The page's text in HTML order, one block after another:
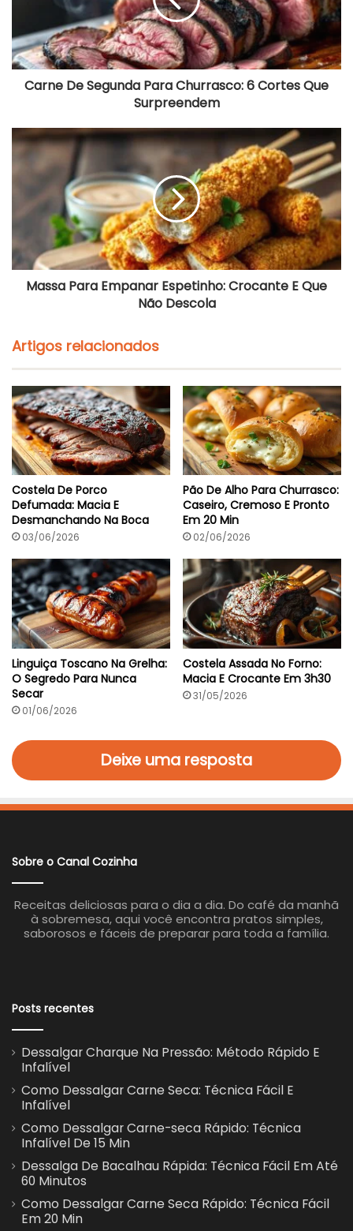
Que
Surpreendem
Carne De Segunda Para Churrasco: 6 Cortes Que
Surpreendem
Massa
Para
Empanar
Espetinho:
Crocante
Que
Não
Descola
Massa Para Empanar Espetinho: Crocante E Que
Não Descola
Artigos relacionados
Costela De Porco
Defumada: Macia E
Desmanchando Na Boca
03/06/2026
Pão De Alho Para Churrasco:
Caseiro, Cremoso E Pronto
Em 20 Min
02/06/2026
Linguiça Toscano Na Grelha:
O Segredo Para Nunca
Secar
01/06/2026
Costela Assada No Forno:
Macia E Crocante Em 3h30
31/05/2026
Deixe uma resposta
Sobre o Canal Cozinha
Receitas deliciosas para o dia a dia. Do café da manhã
à sobremesa, aqui você encontra pratos simples,
saborosos e fáceis de preparar para toda a família.
Posts recentes
Dessalgar Charque Na Pressão: Método Rápido E
Infalível
Como Dessalgar Carne Seca: Técnica Fácil E
Infalível
Como Dessalgar Carne-seca Rápido: Técnica
Infalível De 15 Min
Dessalga De Bacalhau Rápida: Técnica Fácil Em Até
60 Minutos
Como Dessalgar Carne Seca Rápido: Técnica Fácil
Em 20 Min